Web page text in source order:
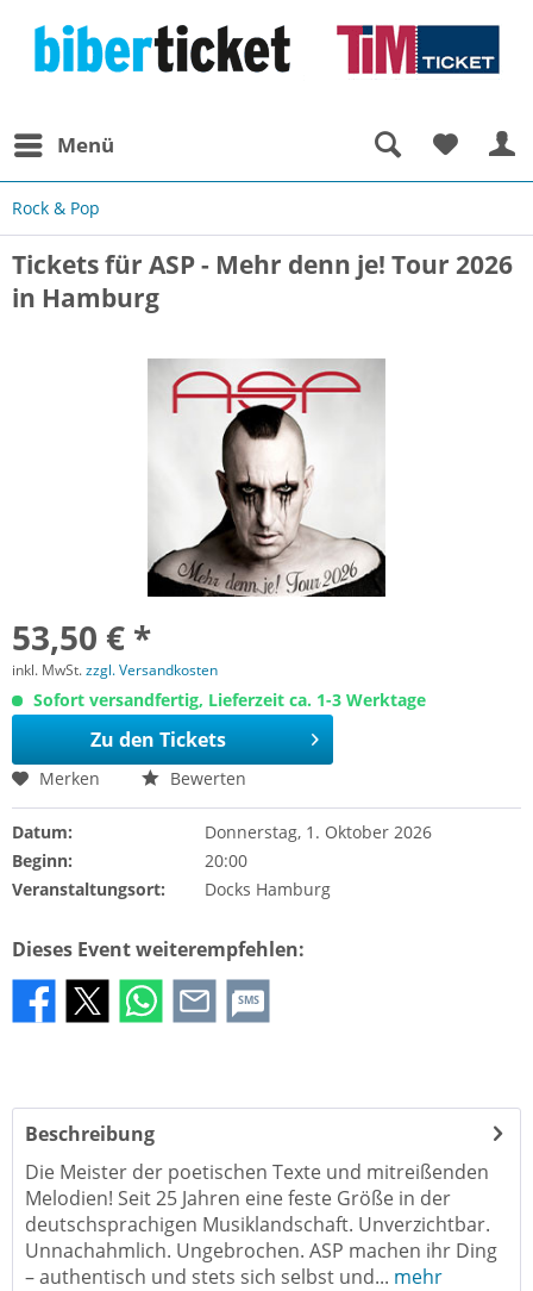
Menü
Rock & Pop
Tickets für ASP - Mehr denn je! Tour 2026
in Hamburg
53,50 € *
inkl. MwSt.zzgl. Versandkosten
Sofort versandfertig, Lieferzeit ca. 1-3 Werktage
Zu den Tickets
Merken Bewerten
Datum:
Donnerstag, 1. Oktober 2026
Beginn:
20:00
Veranstaltungsort:
Docks Hamburg
Dieses Event weiterempfehlen:
SMS
Beschreibung
Die Meister der poetischen Texte und mitreißenden
Melodien! Seit 25 Jahren eine feste Größe in der
deutschsprachigen Musiklandschaft. Unverzichtbar.
Unnachahmlich. Ungebrochen. ASP machen ihr Ding
– authentisch und stets sich selbst und... mehr